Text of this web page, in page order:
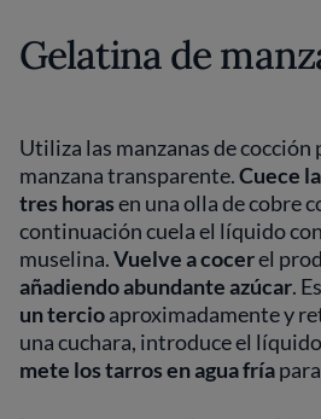
Gelatina de
Utiliza las manzanas de cocción
manzana transparente.Cuece
tres horasen una olla de cobre
continuación cuela el líquido
muselina.Vuelve a cocerel
añadiendo abundante azúcar.
un tercioaproximadamente y
una cuchara, introduce el
mete los tarros en agua fría